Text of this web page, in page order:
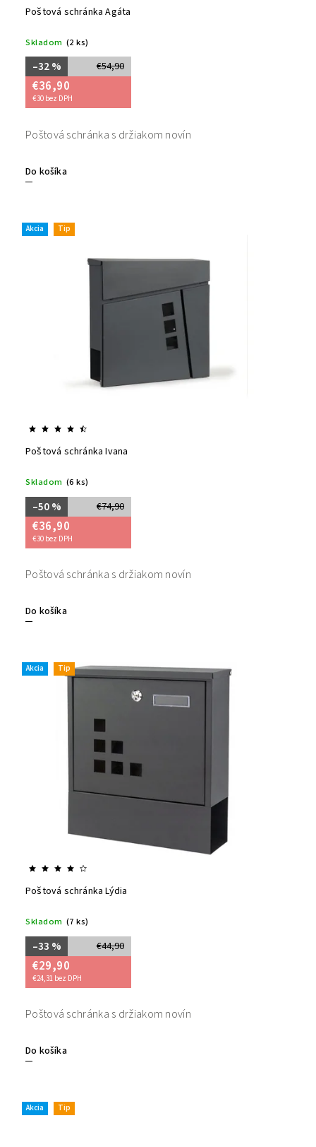
Poštová schránka Agáta
Skladom (2 ks)
€54,90
–32 %
€36,90
€30 bez DPH
Do košíka
Poštová schránka s držiakom novín
Akcia Tip
Poštová schránka Ivana
Skladom (6 ks)
€74,90
–50 %
€36,90
€30 bez DPH
Do košíka
Poštová schránka s držiakom novín
Akcia Tip
Poštová schránka Lýdia
Skladom (7 ks)
€44,90
–33 %
€29,90
€24,31 bez DPH
Do košíka
Poštová schránka s držiakom novín
Akcia Tip